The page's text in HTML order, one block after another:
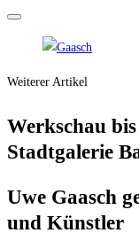
Weiterer Artikel
Werk­schau
Stadt­ga­le­rie
Uwe Gaasch
und Künstler